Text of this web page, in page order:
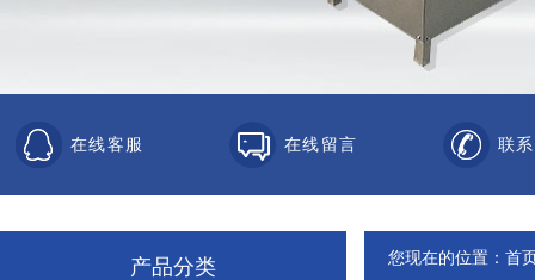
在线客服 在线留言 联
产品分类 您现在的位置： 首